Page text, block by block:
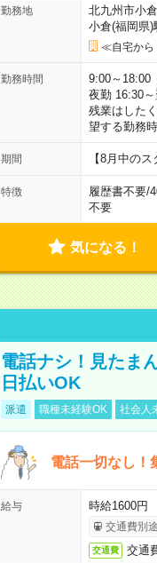
勤務地
北九州市小
小倉(福岡県)
≪自宅から
勤務時間
9:00～18:00
夜勤 16:30
残業はした
望する勤務
期間 【8月中の
特徴 履歴書不要/
不要
気になる！
電話ナシ！見たま
日払いOK
派遣 職種未経験OK 社会人
電話一切なし！
給与 時給1600円
交通費別
交通費 交通